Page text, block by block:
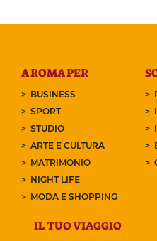
A ROMA PER
BUSINESS
SPORT
STUDIO
ARTE E CULTURA
MATRIMONIO
NIGHT LIFE
MODA E SHOPPING
IL TUO VIAGGIO